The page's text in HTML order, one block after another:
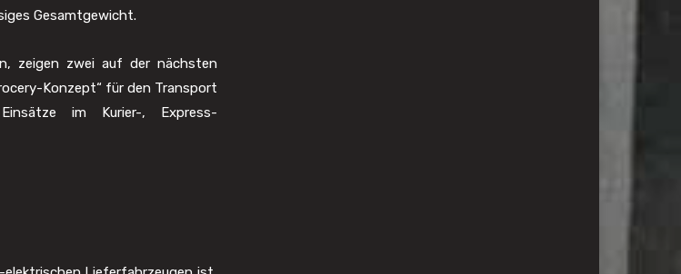
Gesamtgewicht.
zeigen zwei auf der nächsten
Konzept“ für den Transport
im Kurier-, Express-